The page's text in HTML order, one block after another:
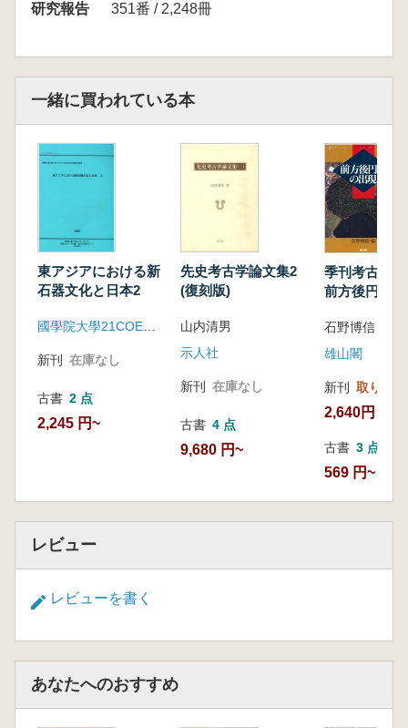
研究報告
351番 / 2,248冊
一緒に買われている本
東アジアにおける新
石器文化と日本2
國學院大學21COE第1グループ考古学班
新刊 在庫なし
古書 2 点
2,245 円~
先史考古学論文集2
(復刻版)
山内清男
示人社
新刊 在庫なし
古書 4 点
9,680 円~
季刊考古学
前方後円墳
石野博信 編
雄山閣
新刊 取り寄せ
2,640円
古書 3 点
569 円~
レビュー
レビューを書く
あなたへのおすすめ